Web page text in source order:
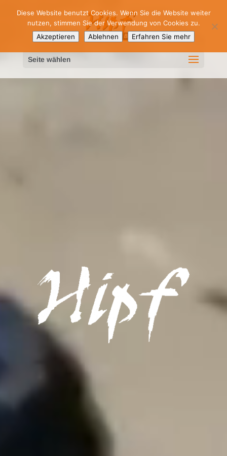
Seite wählen
Player
Diese Website benutzt Cookies. Wenn Sie die Website weiter
nutzen, stimmen Sie der Verwendung von Cookies zu.
Akzeptieren
Ablehnen Erfahren Sie mehr